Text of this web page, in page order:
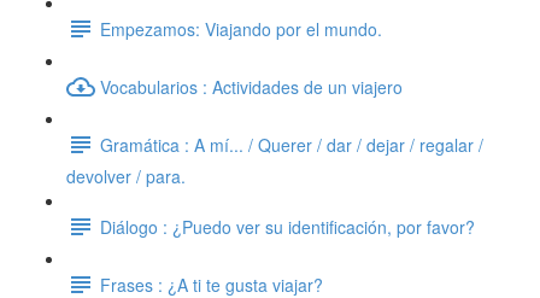
Empezamos: Viajando por el mundo.
Vocabularios : Actividades de un viajero
Gramática : A mí... / Querer / dar / dejar / regalar /
devolver / para.
Diálogo : ¿Puedo ver su identificación, por favor?
Frases : ¿A ti te gusta viajar?